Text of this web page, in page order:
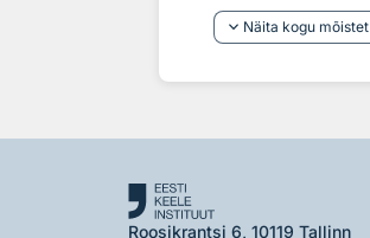
keyboard_arrow_down Näita kogu mõistet
Roosikrantsi 6, 10119 Tallinn